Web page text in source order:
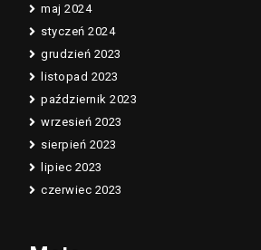
maj 2024
styczeń 2024
grudzień 2023
listopad 2023
październik 2023
wrzesień 2023
sierpień 2023
lipiec 2023
czerwiec 2023